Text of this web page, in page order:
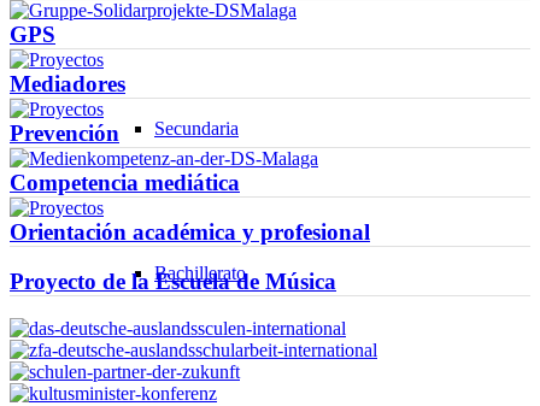
Secundaria
Bachillerato
GPS
Mediadores
Prevención
Competencia mediática
Orientación académica y profesional
Proyecto de la Escuela de Música